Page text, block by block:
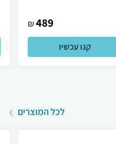
489
₪
קנו עכשיו
לכל המוצרים